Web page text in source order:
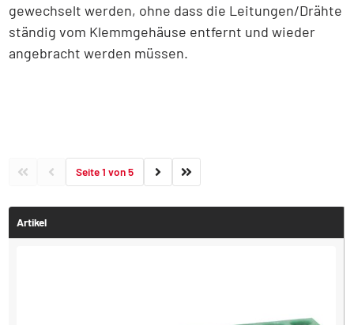
gewechselt werden, ohne dass die Leitungen/Drähte
ständig vom Klemmgehäuse entfernt und wieder
angebracht werden müssen.
Seite 1 von 5
Artikel